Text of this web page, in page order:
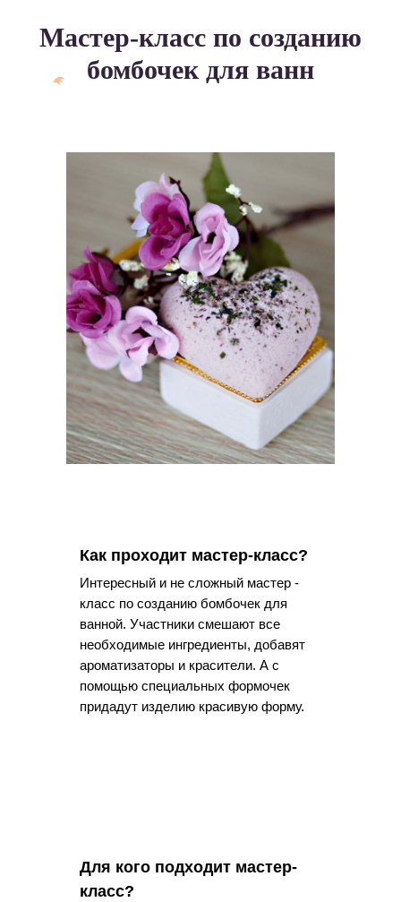
Мастер-класс по созданию
бомбочек для ванн
Как проходит мастер-класс?
Интересный и не сложный мастер -
класс по созданию бомбочек для
ванной. Участники смешают все
необходимые ингредиенты, добавят
ароматизаторы и красители. А с
помощью специальных формочек
придадут изделию красивую форму.
Для кого подходит мастер-
класс?